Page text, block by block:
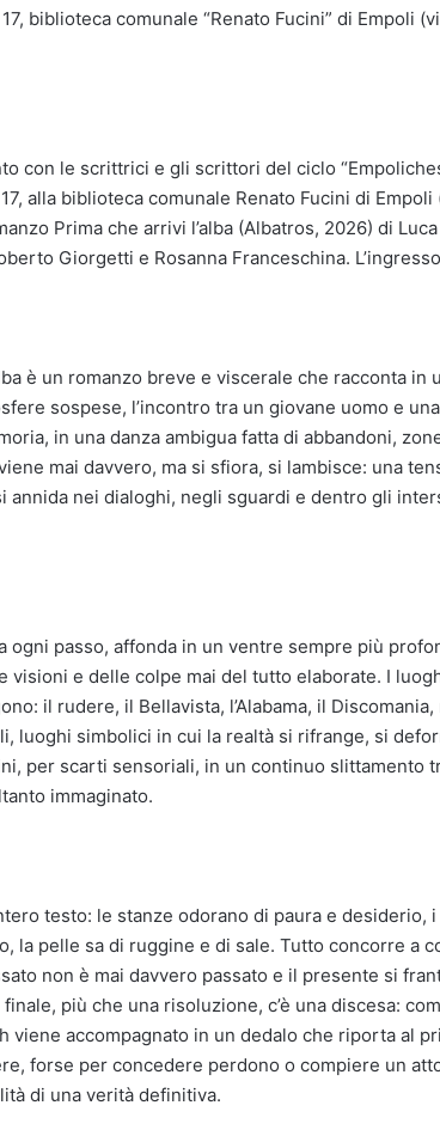
biblioteca comunale “Renato Fucini” di Empoli
con le scrittrici e gli scrittori del ciclo
alla biblioteca comunale Renato Fucini di Empoli
Prima che arrivi l’alba (Albatros, 2026) di
Giorgetti e Rosanna Franceschina.
è un romanzo breve e viscerale che racconta in
sospese, l’incontro tra un giovane uomo e
in una danza ambigua fatta di abbandoni,
mai davvero, ma si sfiora, si lambisce: una
annida nei dialoghi, negli sguardi e dentro gli
ogni passo, affonda in un ventre sempre più
visioni e delle colpe mai del tutto elaborate. I
il rudere, il Bellavista, l’Alabama, il
luoghi simbolici in cui la realtà si rifrange, si
per scarti sensoriali, in un continuo slittamento
immaginato.
testo: le stanze odorano di paura e desiderio,
la pelle sa di ruggine e di sale. Tutto concorre a
non è mai davvero passato e il presente si
più che una risoluzione, c’è una discesa:
viene accompagnato in un dedalo che riporta al
forse per concedere perdono o compiere un
di una verità definitiva.